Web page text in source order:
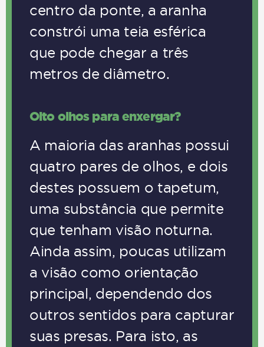
centro da ponte, a aranha
constrói uma teia esférica
que pode chegar a três
metros de diâmetro.
Oito olhos para enxergar?
A maioria das aranhas possui
quatro pares de olhos, e dois
destes possuem o tapetum,
uma substância que permite
que tenham visão noturna.
Ainda assim, poucas utilizam
a visão como orientação
principal, dependendo dos
outros sentidos para capturar
suas presas. Para isto, as